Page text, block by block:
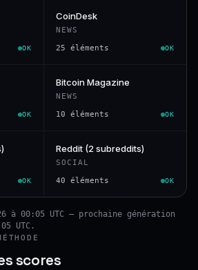
OK
CoinDesk
NEWS
25 éléments OK
OK
Bitcoin Magazine
NEWS
10 éléments OK
OK
Reddit (2 subreddits)
SOCIAL
40 éléments OK
à 00:05 UTC — prochaine génération
UTC.
scores